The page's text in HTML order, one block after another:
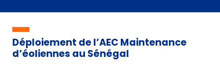
Déploiement de l’AEC Maintenance
d’éoliennes au Sénégal